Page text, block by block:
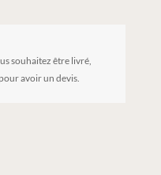
souhaitez être livré,
pour avoir un devis.